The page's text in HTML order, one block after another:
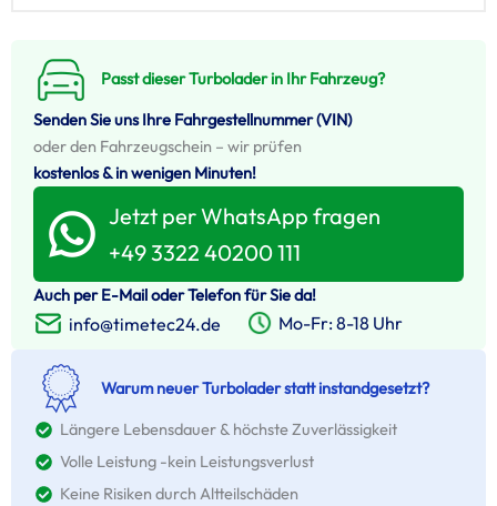
Passt dieser Turbolader in Ihr Fahrzeug?
Senden Sie uns Ihre Fahrgestellnummer (VIN)
oder den Fahrzeugschein – wir prüfen
kostenlos & in wenigen Minuten!
Jetzt per WhatsApp fragen
+49 3322 40200 111
Auch per E-Mail oder Telefon für Sie da!
info@timetec24.de Mo-Fr: 8-18 Uhr
Warum neuer Turbolader statt instandgesetzt?
Längere Lebensdauer & höchste Zuverlässigkeit
Volle Leistung -kein Leistungsverlust
Keine Risiken durch Altteilschäden